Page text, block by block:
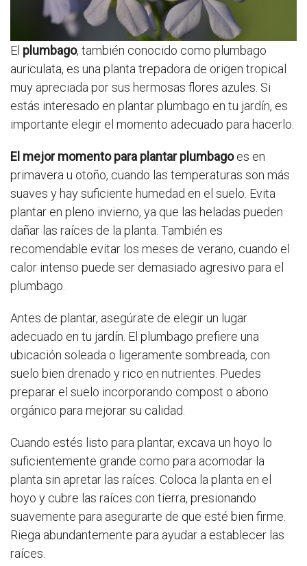
El plumbago, también conocido como plumbago
auriculata, es una planta trepadora de origen tropical
muy apreciada por sus hermosas flores azules. Si
estás interesado en plantar plumbago en tu jardín, es
importante elegir el momento adecuado para hacerlo.
El mejor momento para plantar plumbagoes en
primavera u otoño, cuando las temperaturas son más
suaves y hay suficiente humedad en el suelo. Evita
plantar en pleno invierno, ya que las heladas pueden
dañar las raíces de la planta. También es
recomendable evitar los meses de verano, cuando el
calor intenso puede ser demasiado agresivo para el
plumbago.
Antes de plantar, asegúrate de elegir un lugar
adecuado en tu jardín. El plumbago prefiere una
ubicación soleada o ligeramente sombreada, con
suelo bien drenado y rico en nutrientes. Puedes
preparar el suelo incorporando compost o abono
orgánico para mejorar su calidad.
Cuando estés listo para plantar, excava un hoyo lo
suficientemente grande como para acomodar la
planta sin apretar las raíces. Coloca la planta en el
hoyo y cubre las raíces con tierra, presionando
suavemente para asegurarte de que esté bien firme.
Riega abundantemente para ayudar a establecer las
raíces.